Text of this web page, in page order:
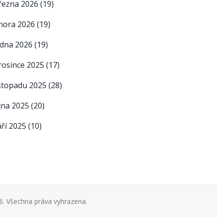
2026 (19)
2026 (19)
2026 (19)
2025 (17)
2025 (28)
2025 (20)
2025 (10)
Všechna práva vyhrazena.